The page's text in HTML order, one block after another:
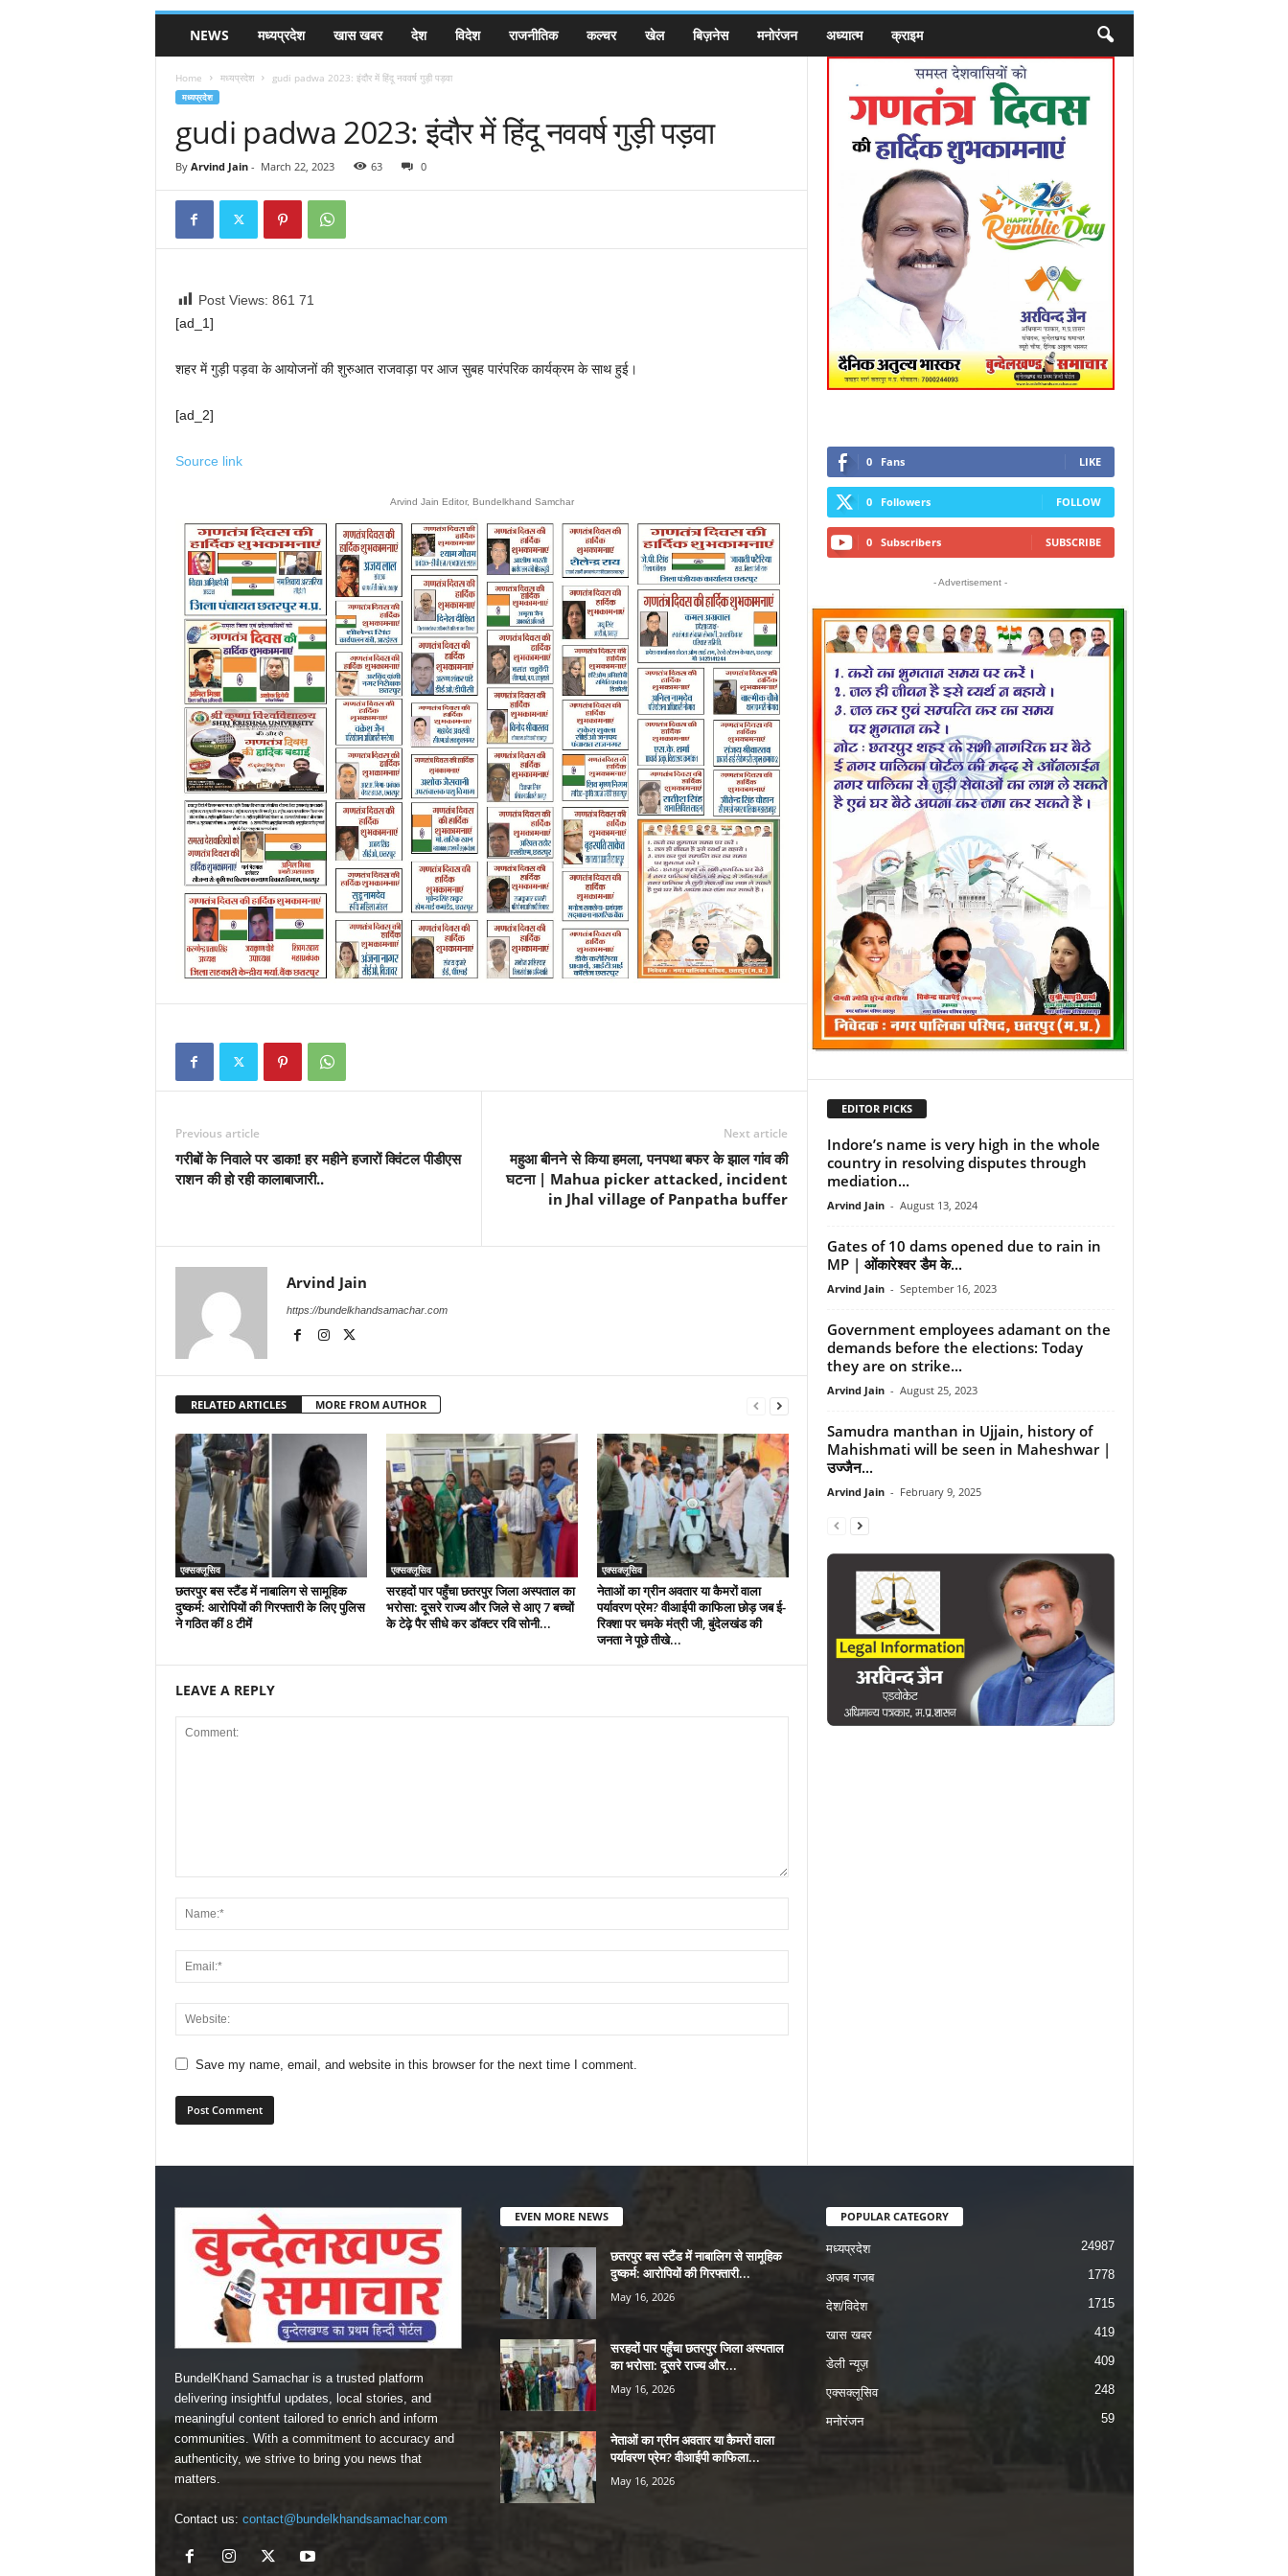
NEWS मध्यप्रदेश खास खबर देश विदेश राजनीतिक कल्चर खेल बिज़नेस मनोरंजन अध्यात्म क्राइम
Home मध्यप्रदेश gudi padwa 2023: इंदौर में हिंदू नववर्ष गुड़ी पड़वा
मध्यप्रदेश
gudi padwa 2023: इंदौर में हिंदू नववर्ष गुड़ी पड़वा
By Arvind Jain- March 22, 2023 63 0
Post Views: 861 71
[ad_1]
शहर में गुड़ी पड़वा के आयोजनों की शुरुआत राजवाड़ा पर आज सुबह पारंपरिक कार्यक्रम के साथ हुई।
[ad_2]
Source link
Arvind Jain Editor, Bundelkhand Samchar
Previous article
गरीबों के निवाले पर डाका! हर महीने हजारों क्विंटल पीडीएस
राशन की हो रही कालाबाजारी..
Next article
महुआ बीनने से किया हमला, पनपथा बफर के झाल गांव की
घटना | Mahua picker attacked, incident
in Jhal village of Panpatha buffer
Arvind Jain
https://bundelkhandsamachar.com
RELATED ARTICLES MORE FROM AUTHOR
एक्सक्लूसिव
छतरपुर बस स्टैंड में नाबालिग से सामूहिक
दुष्कर्म: आरोपियों की गिरफ्तारी के लिए पुलिस
ने गठित कीं 8 टीमें
एक्सक्लूसिव
सरहदों पार पहुँचा छतरपुर जिला अस्पताल का
भरोसा: दूसरे राज्य और जिले से आए 7 बच्चों
के टेढ़े पैर सीधे कर डॉक्टर रवि सोनी...
एक्सक्लूसिव
नेताओं का ग्रीन अवतार या कैमरों वाला
पर्यावरण प्रेम? वीआईपी काफिला छोड़ जब ई-
रिक्शा पर चमके मंत्री जी, बुंदेलखंड की
जनता ने पूछे तीखे...
LEAVE A REPLY
Save my name, email, and website in this browser for the next time I comment.
0 Fans LIKE
0 Followers FOLLOW
0 Subscribers SUBSCRIBE
- Advertisement -
EDITOR PICKS
Indore’s name is very high in the whole
country in resolving disputes through
mediation...
Arvind Jain - August 13, 2024
Gates of 10 dams opened due to rain in
MP | ओंकारेश्वर डैम के...
Arvind Jain - September 16, 2023
Government employees adamant on the
demands before the elections: Today
they are on strike...
Arvind Jain - August 25, 2023
Samudra manthan in Ujjain, history of
Mahishmati will be seen in Maheshwar |
उज्जैन...
Arvind Jain - February 9, 2025
BundelKhand Samachar is a trusted platform
delivering insightful updates, local stories, and
meaningful content tailored to enrich and inform
communities. With a commitment to accuracy and
authenticity, we strive to bring you news that
matters.
Contact us: contact@bundelkhandsamachar.com
EVEN MORE NEWS
छतरपुर बस स्टैंड में नाबालिग से सामूहिक
दुष्कर्म: आरोपियों की गिरफ्तारी...
May 16, 2026
सरहदों पार पहुँचा छतरपुर जिला अस्पताल
का भरोसा: दूसरे राज्य और...
May 16, 2026
नेताओं का ग्रीन अवतार या कैमरों वाला
पर्यावरण प्रेम? वीआईपी काफिला...
May 16, 2026
POPULAR CATEGORY
मध्यप्रदेश 24987
अजब गजब 1778
देश/विदेश 1715
खास खबर 419
डेली न्यूज़ 409
एक्सक्लूसिव 248
मनोरंजन 59